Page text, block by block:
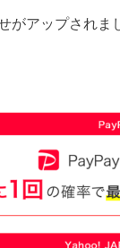
がアップされま